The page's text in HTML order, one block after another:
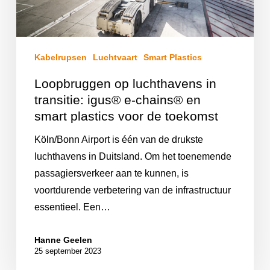
Kabelrupsen Luchtvaart Smart Plastics
Loopbruggen op luchthavens in
transitie: igus® e-chains® en
smart plastics voor de toekomst
Köln/Bonn Airport is één van de drukste
luchthavens in Duitsland. Om het toenemende
passagiersverkeer aan te kunnen, is
voortdurende verbetering van de infrastructuur
essentieel. Een…
Hanne Geelen
25 september 2023